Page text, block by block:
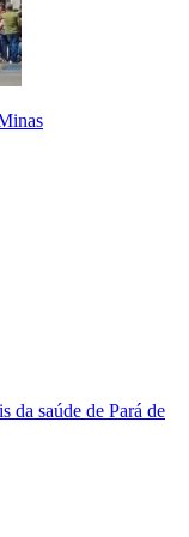
da saúde de Pará de